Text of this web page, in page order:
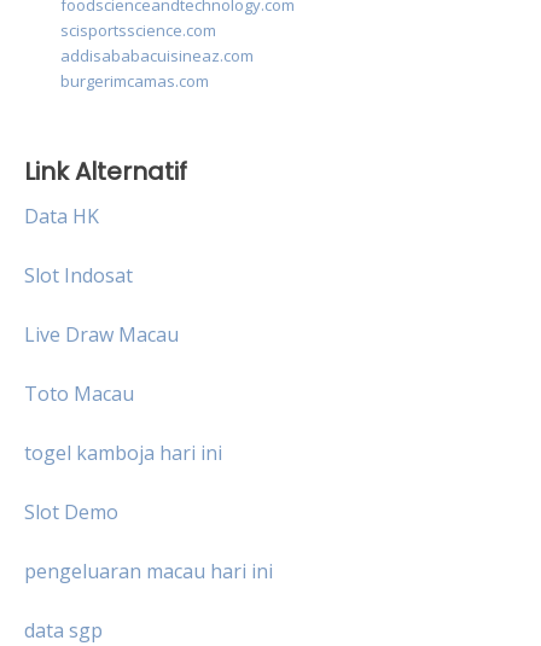
foodscienceandtechnology.com
scisportsscience.com
addisababacuisineaz.com
burgerimcamas.com
Link Alternatif
Data HK
Slot Indosat
Live Draw Macau
Toto Macau
togel kamboja hari ini
Slot Demo
pengeluaran macau hari ini
data sgp